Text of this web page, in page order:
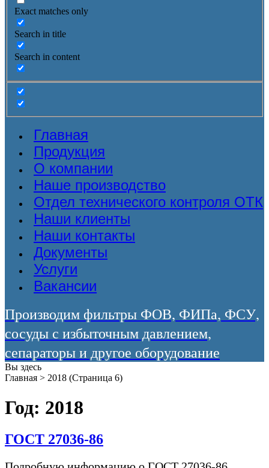
Exact matches only
Search in title
Search in content
Главная
Продукция
О компании
Наше производство
Отдел технического контроля ОТК
Наши клиенты
Наши контакты
Документы
Услуги
Вакансии
Производим фильтры ФОВ, ФИПа, ФСУ,
сосуды с избыточным давлением,
сепараторы и другое оборудование
Вы здесь
Главная > 2018 (Страница 6)
Год: 2018
ГОСТ 27036-86